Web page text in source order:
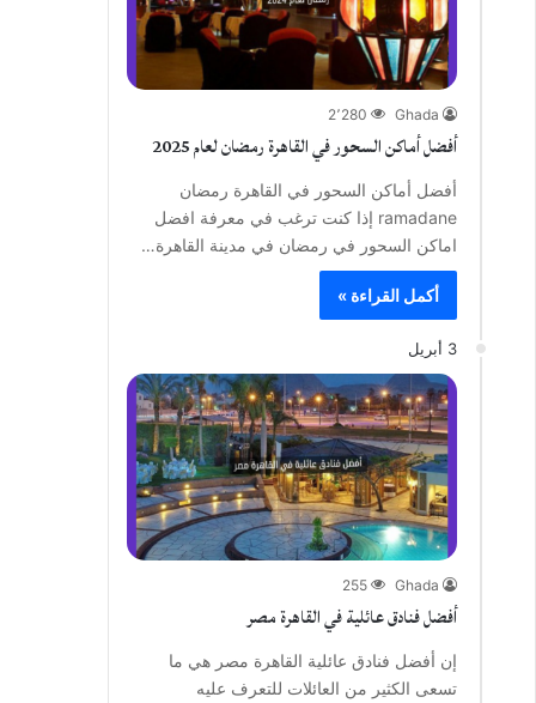
Ghada 2٬280
أفضل أماكن السحور في القاهرة رمضان لعام 2025
أفضل أماكن السحور في القاهرة رمضان
ramadane إذا كنت ترغب في معرفة افضل
اماكن السحور في رمضان في مدينة القاهرة…
أكمل القراءة »
3 أبريل
Ghada
255
أفضل فنادق عائلية في القاهرة مصر
إن أفضل فنادق عائلية القاهرة مصر هي ما
تسعى الكثير من العائلات للتعرف عليه